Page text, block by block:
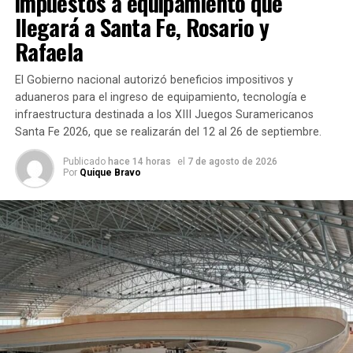
La Fiscalía corrigió la imputación
Durante la audiencia se realizó una modificación sobre la
descripción de los hechos atribuidos a
años, quien está imputada como coautora del homicidio.
Según
explicó
Cecchini, la
corrección
relacionada
con el
momento en
que se
produjo el
fallecimiento de Jeremías. El ajuste no modificó
sustancialmente la acusación, sino que precisó ese
llegará a Santa Fe, Rosario y
Rafaela
El Gobierno nacional autorizó beneficios impositivos y
aduaneros para el ingreso de equipamiento, tecnología e
infraestructura destinada a los XIII Juegos Suramericanos
Santa Fe 2026, que se realizarán del 12 al 26 de septiembre.
Publicado hace 14 horas el 7 de agosto de 2026
Por Quique Bravo